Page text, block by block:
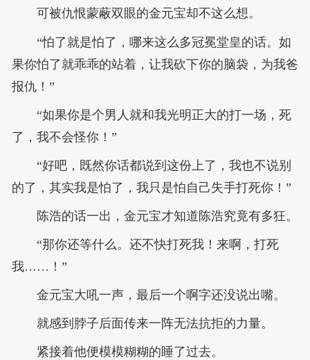
可被仇恨蒙蔽双眼的金元宝却不这么想。
“怕了就是怕了，哪来这么多冠冕堂皇的话。如
果你怕了就乖乖的站着，让我砍下你的脑袋，为我爸
报仇！”
“如果你是个男人就和我光明正大的打一场，死
了，我不会怪你！”
“好吧，既然你话都说到这份上了，我也不说别
的了，其实我是怕了，我只是怕自己失手打死你！”
陈浩的话一出，金元宝才知道陈浩究竟有多狂。
“那你还等什么。还不快打死我！来啊，打死
我……！”
金元宝大吼一声，最后一个啊字还没说出嘴。
就感到脖子后面传来一阵无法抗拒的力量。
紧接着他便模模糊糊的睡了过去。